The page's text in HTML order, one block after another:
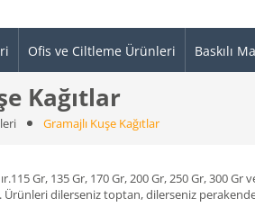
Ofis ve Ciltleme Ürünleri Baskılı
Kağıtlar
Gramajlı Kuşe Kağıtlar
Gr, 135 Gr, 170 Gr, 200 Gr, 250 Gr, 300
Ürünleri dilerseniz toptan, dilerseniz